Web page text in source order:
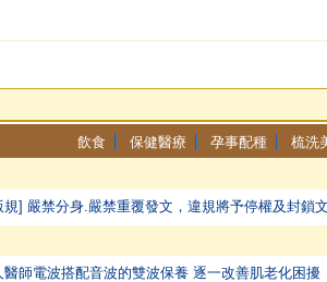
飲食 保健醫療 孕事配種 梳洗
規] 嚴禁分身.嚴禁重覆發文，違規將予停權及封鎖
醫師電波搭配音波的雙波保養 逐一改善肌老化困擾